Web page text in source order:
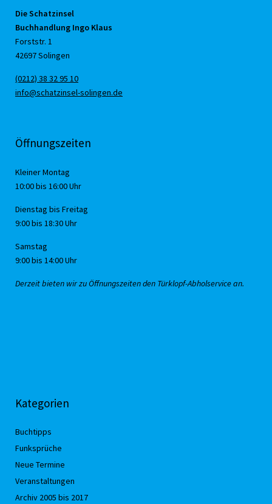
Die Schatzinsel
Buchhandlung Ingo Klaus
Forststr. 1
42697 Solingen
(0212) 38 32 95 10
info@schatzinsel-solingen.de
Öffnungszeiten
Kleiner Montag
10:00 bis 16:00 Uhr
Dienstag bis Freitag
9:00 bis 18:30 Uhr
Samstag
9:00 bis 14:00 Uhr
Derzeit bieten wir zu Öffnungszeiten den Türklopf-Abholservice an.
Kategorien
Buchtipps
Funksprüche
Neue Termine
Veranstaltungen
Archiv 2005 bis 2017